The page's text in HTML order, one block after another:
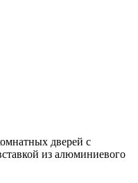
дверей с
из алюминиевого